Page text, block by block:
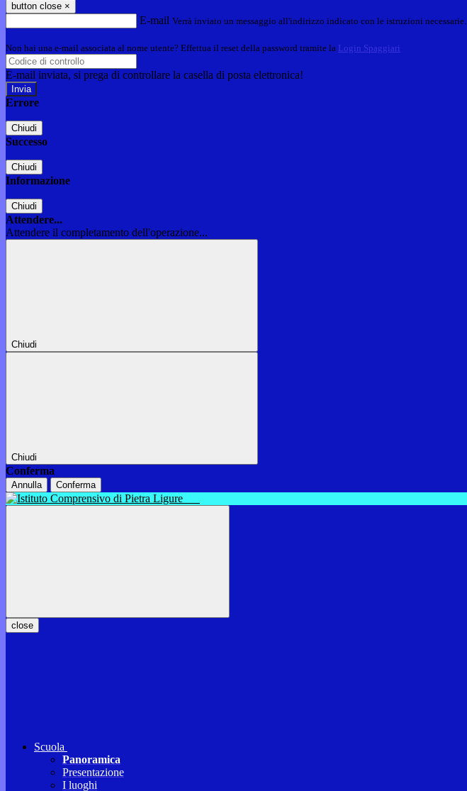
button close ×
E-mail Verrà inviato un messaggio all'indirizzo indicato con le istruzioni necessarie.
Non hai una e-mail associata al nome utente? Effettua il reset della password tramite la Login Spaggiari
E-mail inviata, si prega di controllare la casella di posta elettronica!
Errore
Chiudi
Successo
Chiudi
Informazione
Chiudi
Attendere...
Attendere il completamento dell'operazione...
Chiudi
Chiudi
Conferma
Annulla Conferma
close
Scuola
Panoramica
Presentazione
I luoghi